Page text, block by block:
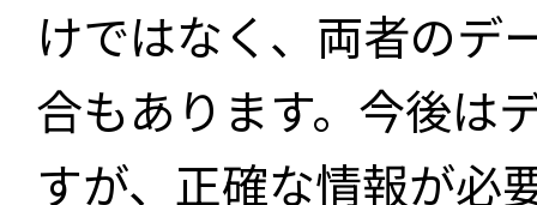
けではなく、両者のデ
合もあります。今後は
すが、正確な情報が必